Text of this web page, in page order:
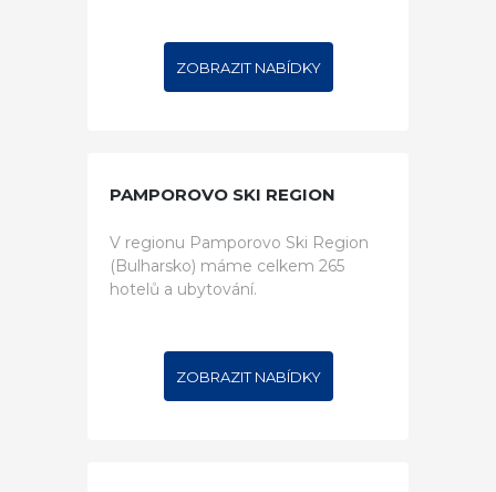
ZOBRAZIT NABÍDKY
PAMPOROVO SKI REGION
V regionu Pamporovo Ski Region
(Bulharsko) máme celkem 265
hotelů a ubytování.
ZOBRAZIT NABÍDKY